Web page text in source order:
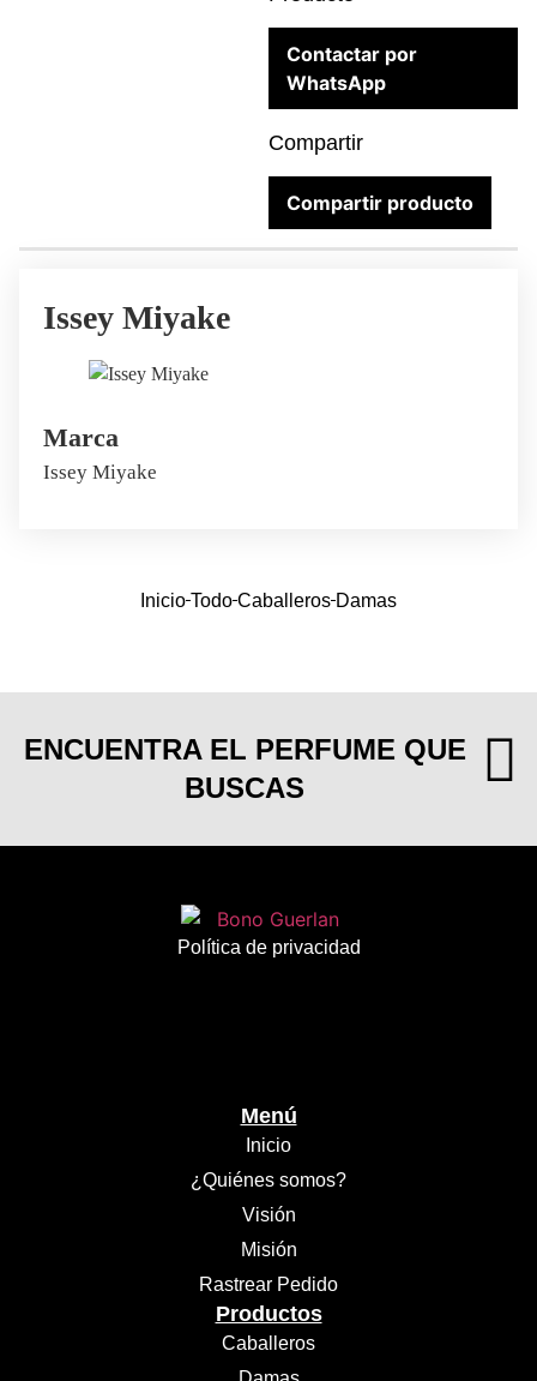
Contactar por
WhatsApp
Compartir
Compartir producto
Issey Miyake
Marca
Issey Miyake
Inicio Todo Caballeros Damas
ENCUENTRA EL PERFUME QUE
BUSCAS
Política de privacidad
Menú
Inicio
¿Quiénes somos?
Visión
Misión
Rastrear Pedido
Productos
Caballeros